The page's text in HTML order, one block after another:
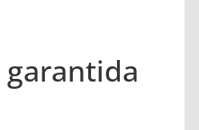
garantida